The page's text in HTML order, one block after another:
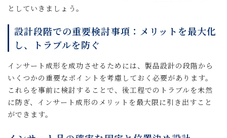
としていきましょう。
設計段階での重要検討事項：メリットを最大化
し、トラブルを防ぐ
インサート成形を成功させるためには、製品設計の段階から
いくつかの重要なポイントを考慮しておく必要があります。
これらを事前に検討することで、後工程でのトラブルを未然
に防ぎ、インサート成形のメリットを最大限に引き出すこと
ができます。